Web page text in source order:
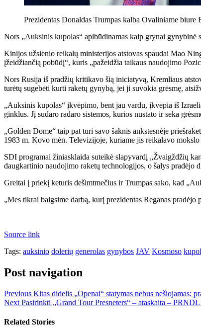
Prezidentas Donaldas Trumpas kalba Ovaliniame biure
Nors „Auksinis kupolas“ apibūdinamas kaip grynai gynybinė
Kinijos užsienio reikalų ministerijos atstovas spaudai Mao
įžeidžiančią pobūdį“, kuris „pažeidžia taikaus naudojimo
Nors Rusija iš pradžių kritikavo šią iniciatyvą, Kremliaus
turėtų sugebėti kurti raketų gynybą, jei ji suvokia grėsmę,
„Auksinis kupolas“ įkvėpimo, bent jau vardu, įkvepia iš
ginklus. Jį sudaro radaro sistemos, kurios nustato ir seka
„Golden Dome“ taip pat turi savo šaknis ankstesnėje
1983 m. Kovo mėn. Televizijoje, kuriame jis reikalavo
SDI programai žiniasklaida suteikė slapyvardį „Žvaigždžių
daugkartinio naudojimo raketų technologijos, o šalys pradėjo
Greitai į priekį keturis dešimtmečius ir Trumpas sako, kad
„Mes tikrai baigsime darbą, kurį prezidentas Reganas
Source link
Tags: auksinio dolerių generolas gynybos JAV Kosmoso
Post navigation
Previous Kitas didelis „Openai“ statymas nebus nešiojamas:
Next Pasirinkti „Grand Tour Presneters“ – ataskaita –
Related Stories